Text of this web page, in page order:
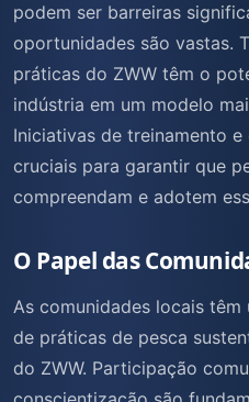
podem ser barreiras
oportunidades são vastas.
práticas do ZWW têm o
indústria em um modelo
Iniciativas de treinamento
cruciais para garantir que
compreendam e adotem
O Papel das
As comunidades locais
de práticas de pesca
do ZWW. Participação